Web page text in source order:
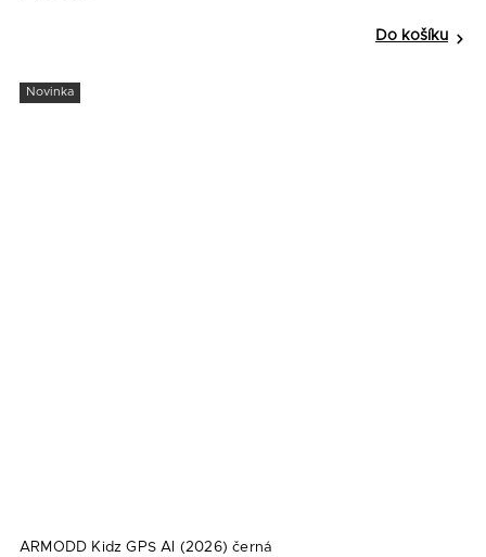
Do košíku
Novinka
ARMODD Kidz GPS AI (2026) černá